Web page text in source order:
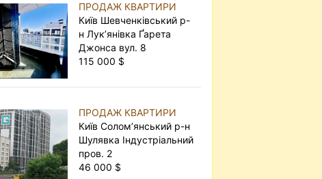
ПРОДАЖ КВАРТИРИ
Київ Шевченківський р-
н Лук’янівка Ґарета
Джонса вул. 8
115 000 $
ПРОДАЖ КВАРТИРИ
Київ Солом’янський р-н
Шулявка Індустріальний
пров. 2
46 000 $